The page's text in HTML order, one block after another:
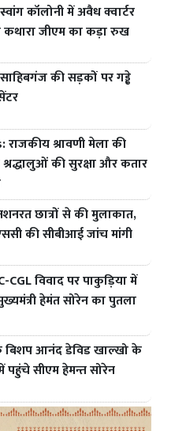
कॉलोनी में अवैध क्वार्टर
जीएम का कड़ा रुख
की सड़कों पर गड्ढे
श्रावणी मेला की
श्रद्धालुओं की सुरक्षा और कतार
छात्रों से की मुलाकात,
की सीबीआई जांच मांगी
CGL विवाद पर पाकुड़िया में
हेमंत सोरेन का पुतला
बिशप आनंद डेविड खाल्खो के
पहुंचे सीएम हेमन्त सोरेन